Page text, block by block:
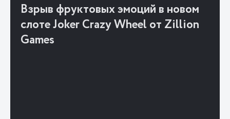
Взрыв фруктовых эмоций в новом
слоте Joker Crazy Wheel от Zillion
Games